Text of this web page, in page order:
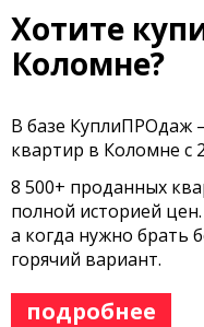
Хотите
Коломне?
В базе КуплиПРОдаж
квартир в Коломне с
8 500+ проданных
полной историей
а когда нужно брать
горячий вариант.
подробнее